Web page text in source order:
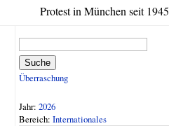
Protest in München seit 1945
Suche
Überraschung
Jahr: 2026
Bereich: Internationales